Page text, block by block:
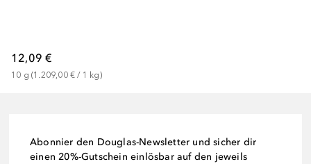
12,09 €
10 g (1.209,00 € / 1 kg)
Abonnier den Douglas-Newsletter und sicher dir
einen 20%-Gutschein einlösbar auf den jeweils